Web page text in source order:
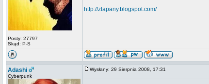
Posty: 27797
Skąd: P-S
http://zlapany.blogspot.com/
Adashi
Cyberpunk
Wysłany: 29 Sierpnia 2008, 17:31